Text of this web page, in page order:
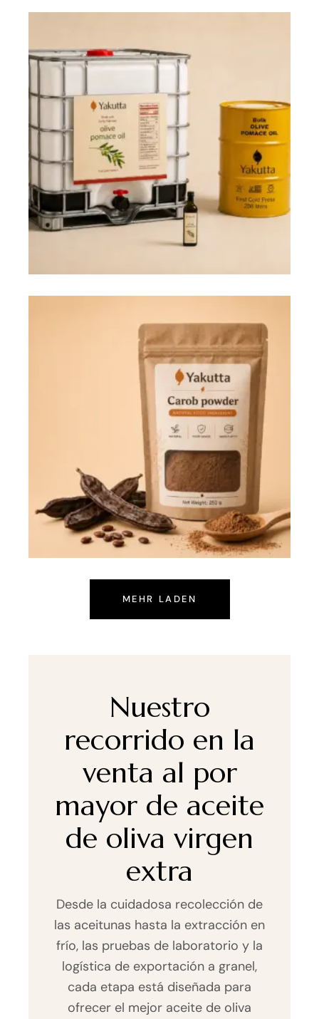
MEHR LADEN
Nuestro
recorrido en la
venta al por
mayor de aceite
de oliva virgen
extra
Desde la cuidadosa recolección de
las aceitunas hasta la extracción en
frío, las pruebas de laboratorio y la
logística de exportación a granel,
cada etapa está diseñada para
ofrecer el mejor aceite de oliva